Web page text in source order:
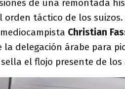
de una remontada
orden táctico de los
Christian
delegación árabe para
el flojo presente de los